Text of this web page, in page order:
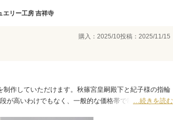
エリー工房 吉祥寺
購入：2025/10投稿：2025/11/15
作していただけます。秋篠宮皇嗣殿下と紀子様の指輪
が高いわけでもなく、一般的な価格帯で制作していただ
…続きを読む